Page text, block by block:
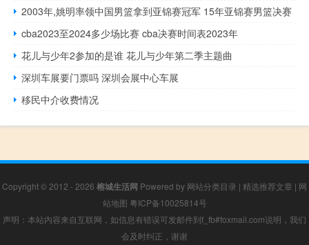
‎2003年,姚明率领中国男篮拿到亚锦赛冠军 15年亚锦赛男篮决赛
cba2023至2024多少场比赛 cba决赛时间表2023年
花儿与少年2参加的是谁 花儿与少年第二季主题曲
深圳车展要门票吗 深圳会展中心车展
移民中介收费情况
Copyright © 2012 - 2026 榕城生活网 Powered by 网站分类目录 | 精选推荐文章 | 网
站地图 粤ICP备10025814号
声明：本站内容来自互联网，如信息有错误可发邮件到f_fb#foxmail.com说明，我们
会及时纠正，谢谢